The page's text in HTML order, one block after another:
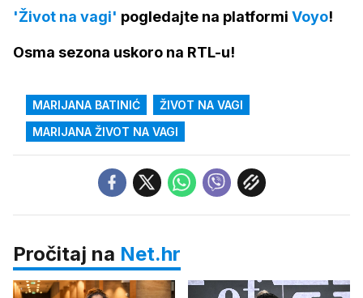
'Život na vagi' pogledajte na platformi Voyo!
Osma sezona uskoro na RTL-u!
MARIJANA BATINIĆ
ŽIVOT NA VAGI
MARIJANA ŽIVOT NA VAGI
Pročitaj na Net.hr